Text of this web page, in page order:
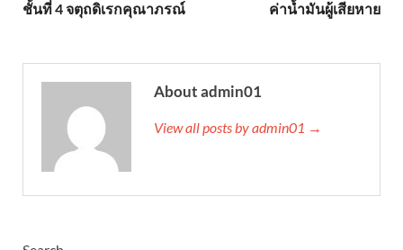
ชั้นที่ 4 จตุถดิเรกคุณาภรณ์
ค่าน้ำมันผู้เสียหาย
About admin01
View all posts by admin01 →